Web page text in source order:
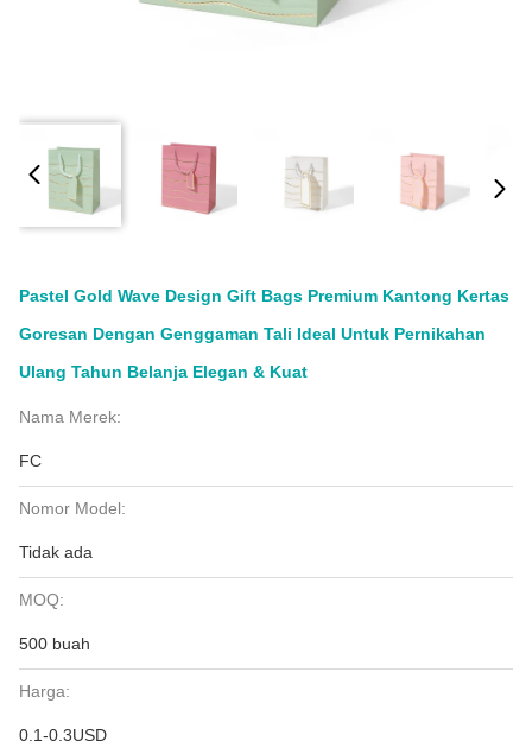
Pastel Gold Wave Design Gift Bags Premium Kantong Kertas
Goresan Dengan Genggaman Tali Ideal Untuk Pernikahan
Ulang Tahun Belanja Elegan & Kuat
Nama Merek:
FC
Nomor Model:
Tidak ada
MOQ:
500 buah
Harga:
0.1-0.3USD